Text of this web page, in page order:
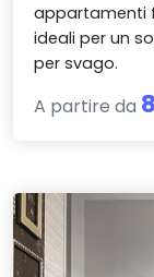
appartamenti
ideali per un
per svago.
A partire da